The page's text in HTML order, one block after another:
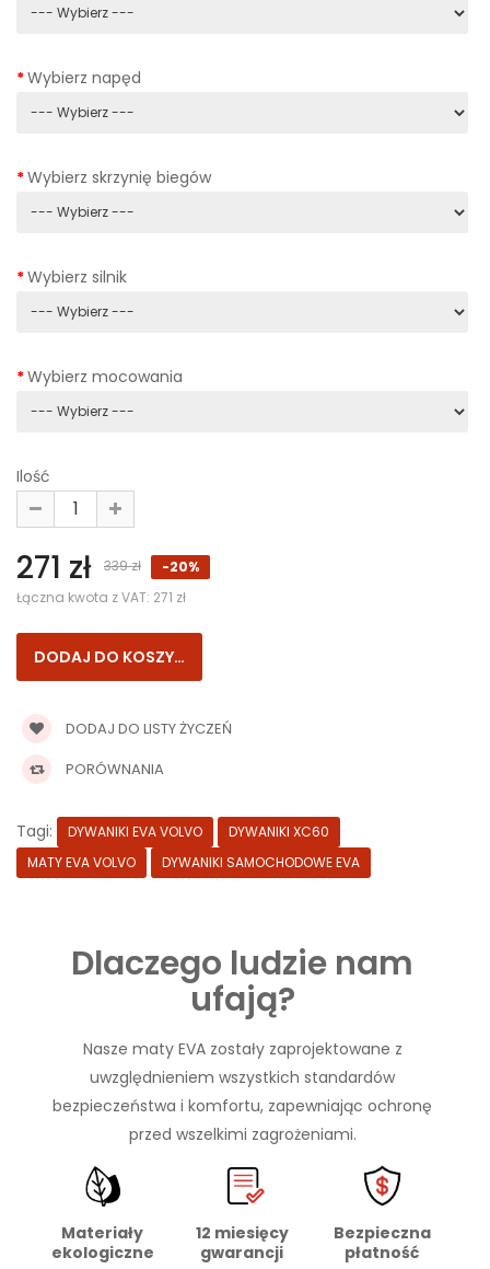
Wybierz napęd
Wybierz skrzynię biegów
Wybierz silnik
Wybierz mocowania
Ilość
271 zł 339 zł
-20%
Łączna kwota z VAT: 271 zł
DODAJ DO LISTY ŻYCZEŃ
PORÓWNANIA
Tagi: DYWANIKI EVA VOLVO
DYWANIKI XC60
MATY EVA VOLVO
DYWANIKI SAMOCHODOWE EVA
Dlaczego ludzie nam
ufają?
Nasze maty EVA zostały zaprojektowane z
uwzględnieniem wszystkich standardów
bezpieczeństwa i komfortu, zapewniając ochronę
przed wszelkimi zagrożeniami.
Materiały
ekologiczne
12 miesięcy
gwarancji
Bezpieczna
płatność